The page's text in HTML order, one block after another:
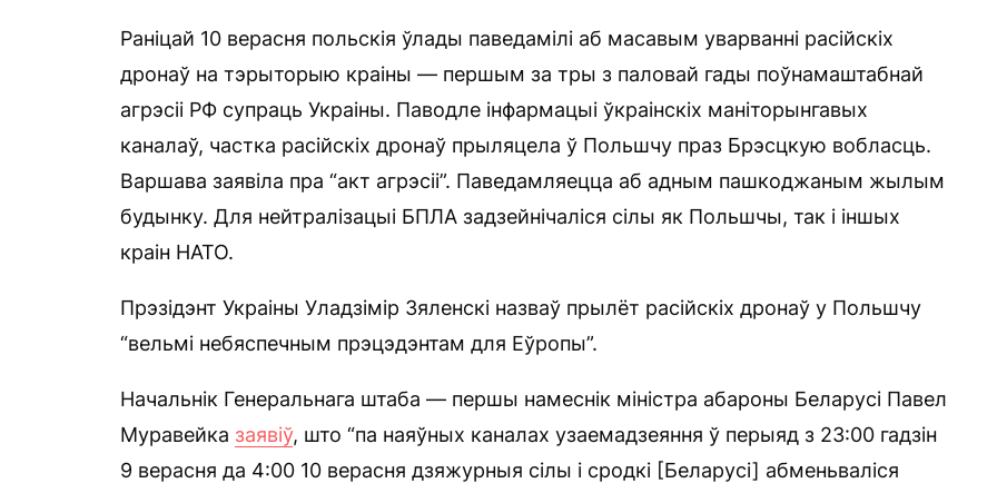
Раніцай 10 верасня польскія ўлады паведамілі аб масавым уварванні расійскіх
дронаў на тэрыторыю краіны — першым за тры з паловай гады поўнамаштабнай
агрэсіі РФ супраць Украіны. Паводле інфармацыі ўкраінскіх маніторынгавых
каналаў, частка расійскіх дронаў прыляцела ў Польшчу праз Брэсцкую вобласць.
Варшава заявіла пра “акт агрэсіі”. Паведамляецца аб адным пашкоджаным жылым
будынку. Для нейтралізацыі БПЛА задзейнічаліся сілы як Польшчы, так і іншых
краін НАТО.
Прэзідэнт Украіны Уладзімір Зяленскі назваў прылёт расійскіх дронаў у Польшчу
“вельмі небяспечным прэцэдэнтам для Еўропы”.
Начальнік Генеральнага штаба — першы намеснік міністра абароны Беларусі Павел
Муравейка заявіў, што “па наяўных каналах узаемадзеяння ў перыяд з 23:00 гадзін
9 верасня да 4:00 10 верасня дзяжурныя сілы і сродкі [Беларусі] абменьваліся